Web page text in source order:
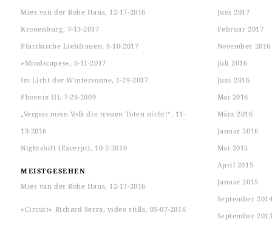
Mies van der Rohe Haus, 12-17-2016
Kronenburg, 7-13-2017
Pfarrkirche Liebfrauen, 6-10-2017
»Mindscapes«, 6-11-2017
Im Licht der Wintersonne, 1-29-2017
Phoenix III, 7-26-2009
„Vergiss mein Volk die treuen Toten nicht!“, 11-
13-2016
Nightshift (Excerpt), 10-2-2010
MEISTGESEHEN
Mies van der Rohe Haus, 12-17-2016
»Circuit« Richard Serra, video stills, 05-07-2016
Juni 2017
Februar 2017
November 2016
Juli 2016
Juni 2016
Mai 2016
März 2016
Januar 2016
Mai 2015
April 2015
Januar 2015
September
September